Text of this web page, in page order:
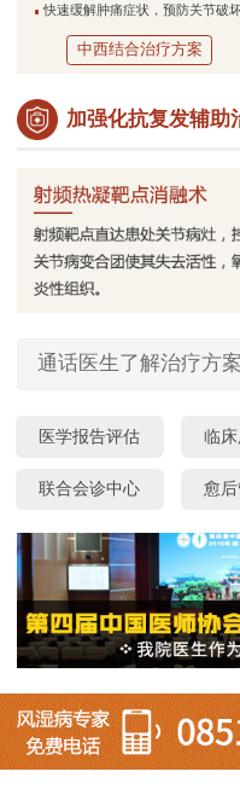
快速缓解肿痛症状，预防关节破
中西结合治疗方案
加强化抗复发辅助
通话医生了解治疗方案
医学报告评估 临
联合会诊中心 愈